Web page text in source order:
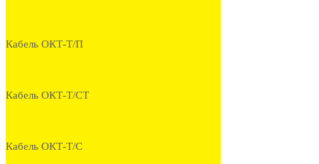
Кабель ОКТ-Т/П
Кабель ОКТ-Т/СТ
Кабель ОКТ-Т/С